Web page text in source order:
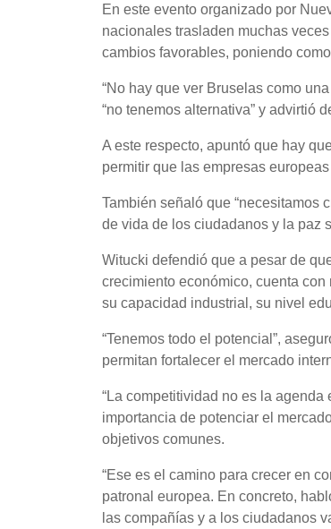
En este evento organizado por
nacionales trasladen muchas
cambios favorables, poniendo
“No hay que ver Bruselas como
“no tenemos alternativa” y advirtió
A este respecto, apuntó que hay
permitir que las empresas
También señaló que “necesitamos
de vida de los ciudadanos y la paz
Witucki defendió que a pesar de
crecimiento económico, cuenta con
su capacidad industrial, su nivel
“Tenemos todo el potencial”,
permitan fortalecer el mercado
“La competitividad no es la
importancia de potenciar el
objetivos comunes.
“Ese es el camino para crecer en
patronal europea. En concreto,
las compañías y a los ciudadanos